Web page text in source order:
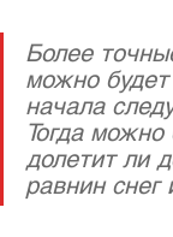
Более
можно
начала
Тогда можно
долетит ли
равнин